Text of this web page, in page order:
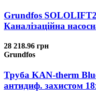
Grundfos
Каналізаційна
28 218.96 грн
Grundfos
Труба KAN-therm
антидиф. захистом